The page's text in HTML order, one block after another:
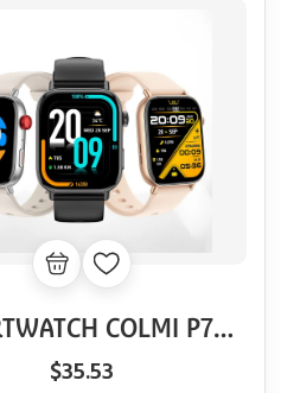
COLMI P71
GOLD
$35.53